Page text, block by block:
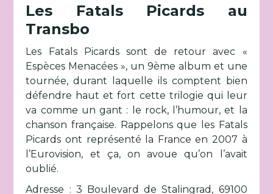
Les Fatals Picards au
Transbo
Les Fatals Picards sont de retour avec «
Espèces Menacées », un 9ème album et une
tournée, durant laquelle ils comptent bien
défendre haut et fort cette trilogie qui leur
va comme un gant : le rock, l’humour, et la
chanson française. Rappelons que les Fatals
Picards ont représenté la France en 2007 à
l’Eurovision, et ça, on avoue qu’on l’avait
oublié.
Adresse : 3 Boulevard de Stalingrad, 69100